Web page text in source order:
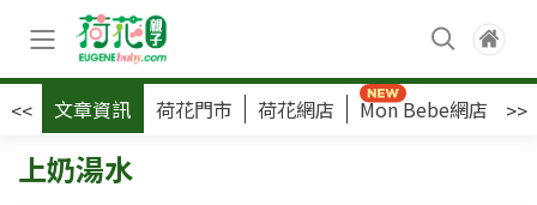
<< 文章資訊 荷花門市 荷花網店 Mon Bebe網店 >>
上奶湯水